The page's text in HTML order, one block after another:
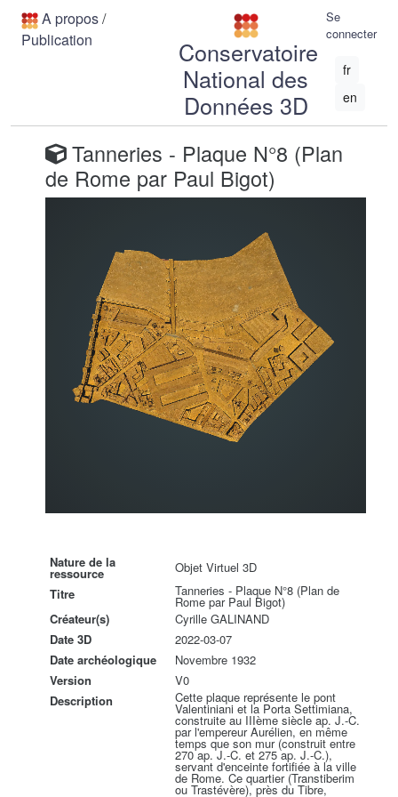
A propos/
Publication
Conservatoire
National des
Données 3D
Se
connecter
fr
en
Tanneries - Plaque N°8 (Plan
de Rome par Paul Bigot)
Nature de la
ressource
Objet Virtuel 3D
Titre
Tanneries - Plaque N°8 (Plan de
Rome par Paul Bigot)
Créateur(s)
Cyrille GALINAND
Date 3D
2022-03-07
Date archéologique
Novembre 1932
Version
V0
Description
Cette plaque représente le pont
Valentiniani et la Porta Settimiana,
construite au IIIème siècle ap. J.-C.
par l'empereur Aurélien, en même
temps que son mur (construit entre
270 ap. J.-C. et 275 ap. J.-C.),
servant d'enceinte fortifiée à la ville
de Rome. Ce quartier (Transtiberim
ou Trastévère), près du Tibre,